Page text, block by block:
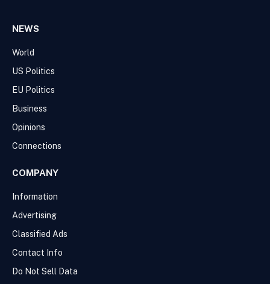
NEWS
World
US Politics
EU Politics
Business
Opinions
Connections
COMPANY
Information
Advertising
Classified Ads
Contact Info
Do Not Sell Data